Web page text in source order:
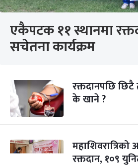
एकैपटक ११ स्थानमा
सचेतना कार्यक्रम
रक्तदानपछि
के खाने ?
रक्तदान, १०९